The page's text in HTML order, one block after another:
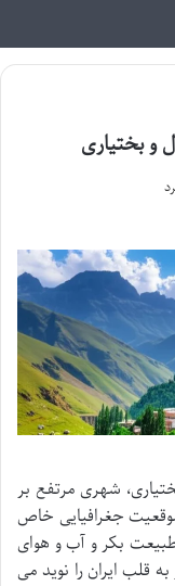
و بختیاری
شهری مرتفع بر
جغرافیایی خاص
طبیعت بکر و آب و هوای
قلب ایران را نوید می